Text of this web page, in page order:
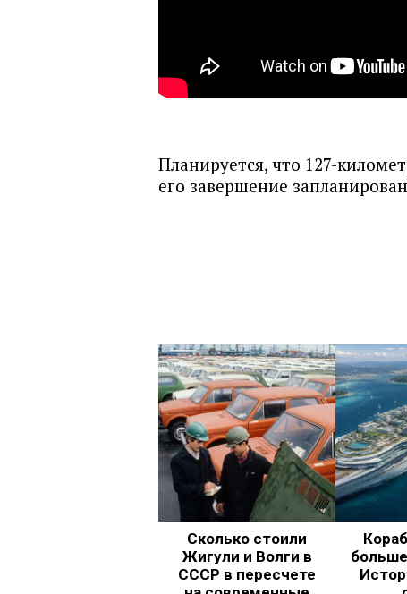
Планируется, что 127-
его завершение
Сколько стоили
Жигули и Волги в
СССР в пересчете